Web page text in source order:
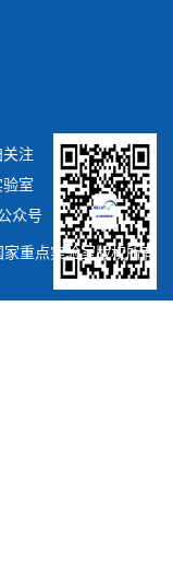
关注
验室
众号
重点实验室版权所有